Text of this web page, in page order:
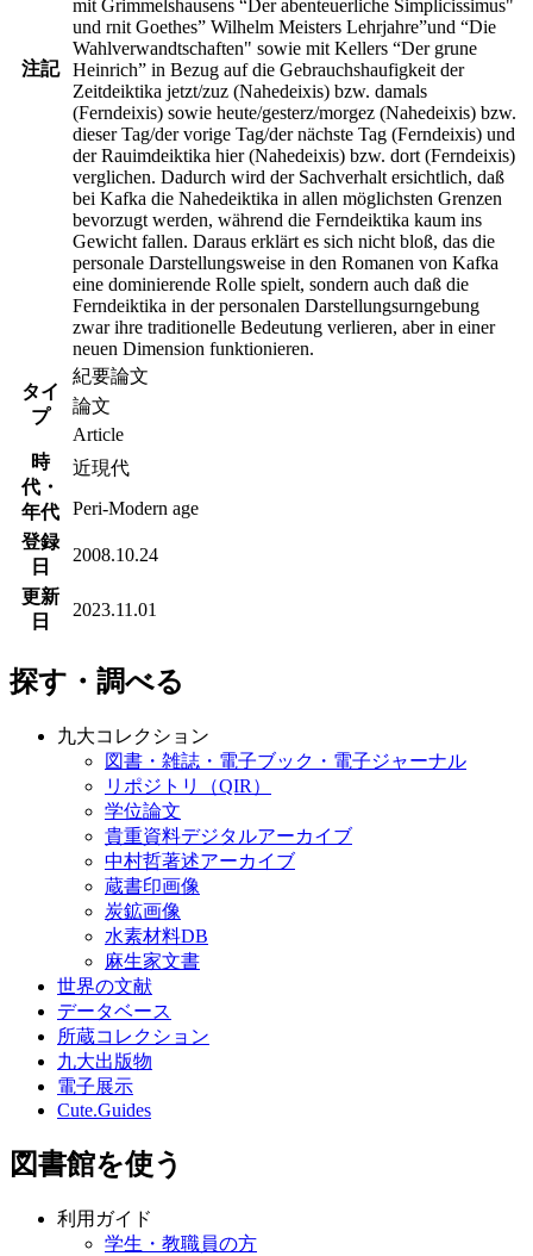
注記
mit Grimmelshausens “Der abenteuerliche Simplicissimus"
und rnit Goethes” Wilhelm Meisters Lehrjahre”und “Die
Wahlverwandtschaften" sowie mit Kellers “Der grune
Heinrich” in Bezug auf die Gebrauchshaufigkeit der
Zeitdeiktika jetzt/zuz (Nahedeixis) bzw. damals
(Ferndeixis) sowie heute/gesterz/morgez (Nahedeixis) bzw.
dieser Tag/der vorige Tag/der nächste Tag (Ferndeixis) und
der Rauimdeiktika hier (Nahedeixis) bzw. dort (Ferndeixis)
verglichen. Dadurch wird der Sachverhalt ersichtlich, daß
bei Kafka die Nahedeiktika in allen möglichsten Grenzen
bevorzugt werden, während die Ferndeiktika kaum ins
Gewicht fallen. Daraus erklärt es sich nicht bloß, das die
personale Darstellungsweise in den Romanen von Kafka
eine dominierende Rolle spielt, sondern auch daß die
Ferndeiktika in der personalen Darstellungsurngebung
zwar ihre traditionelle Bedeutung verlieren, aber in einer
neuen Dimension funktionieren.
タイ
プ
紀要論文
論文
Article
時
代・
年代
近現代
Peri-Modern age
登録
日
2008.10.24
更新
日
2023.11.01
探す・調べる
九大コレクション
図書・雑誌・電子ブック・電子ジャーナル
リポジトリ（QIR）
学位論文
貴重資料デジタルアーカイブ
中村哲著述アーカイブ
蔵書印画像
炭鉱画像
水素材料DB
麻生家文書
世界の文献
データベース
所蔵コレクション
九大出版物
電子展示
Cute.Guides
図書館を使う
利用ガイド
学生・教職員の方